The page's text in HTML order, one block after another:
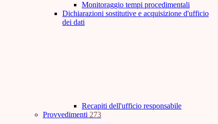
Monitoraggio tempi procedimentali
Dichiarazioni sostitutive e acquisizione d'ufficio
dei dati
Recapiti dell'ufficio responsabile
Provvedimenti 273